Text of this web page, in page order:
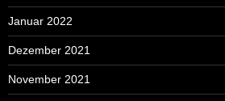
Januar 2022
Dezember 2021
November 2021